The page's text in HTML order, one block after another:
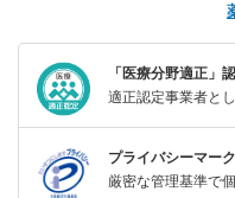
「医療分野適正」
適正認定事業者と
プライバシーマー
厳密な管理基準で